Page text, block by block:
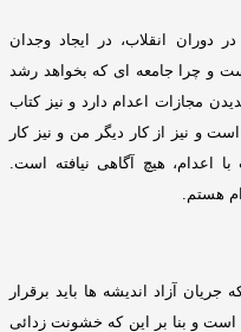
دوران انقلاب، در ایجاد وجدان
و چرا جامعه ای که بخواهد رشد
مجازات اعدام دارد و نیز کتاب
و نیز از کار دیگر من و نیز کار
اعدام، هیچ آگاهی نیافته است
هستم
جریان آزاد اندیشه ها باید برقرار
و بنا بر این که خشونت زدائی